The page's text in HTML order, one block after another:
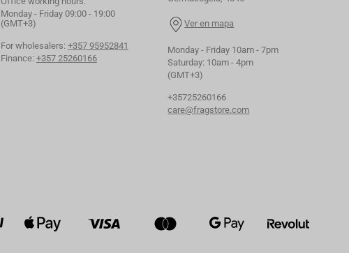
Monday - Friday 09:00 - 19:00
(GMT+3)
For wholesalers: +357 95952841
Finance: +357 25260166
Ver en mapa
Monday - Friday 10am - 7pm
Saturday: 10am - 4pm
(GMT+3)
+35725260166
care@fragstore.com